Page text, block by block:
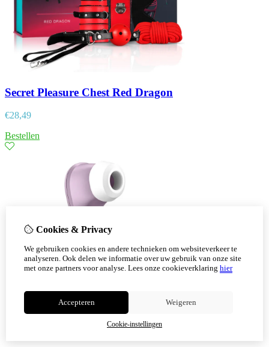
Secret Pleasure Chest Red Dragon
€28,49
Bestellen
Cookies & Privacy
We gebruiken cookies en andere technieken om websiteverkeer te
analyseren. Ook delen we informatie over uw gebruik van onze site
met onze partners voor analyse. Lees onze cookieverklaring hier
Accepteren Weigeren
Cookie-instellingen